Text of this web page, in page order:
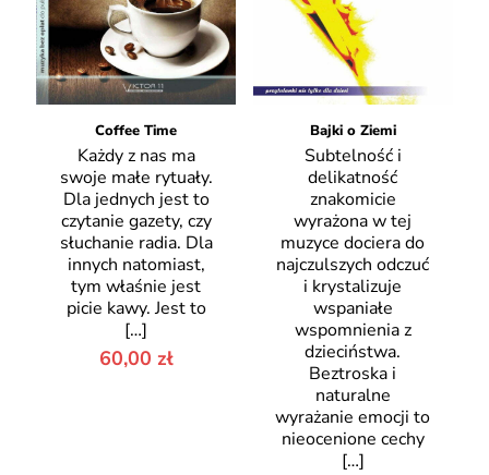
Coffee Time
Każdy z nas ma
swoje małe rytuały.
Dla jednych jest to
czytanie gazety, czy
słuchanie radia. Dla
innych natomiast,
tym właśnie jest
picie kawy. Jest to
[…]
60,00 zł
Bajki o Ziemi
Subtelność i
delikatność
znakomicie
wyrażona w tej
muzyce dociera do
najczulszych odczuć
i krystalizuje
wspaniałe
wspomnienia z
dzieciństwa.
Beztroska i
naturalne
wyrażanie emocji to
nieocenione cechy
[…]